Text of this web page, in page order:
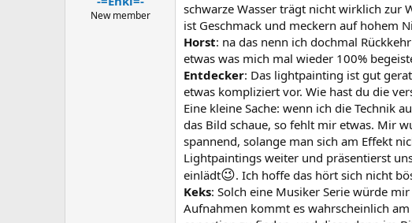
New member
schwarze Wasser trägt nicht wirklich zur
ist Geschmack und meckern auf hohem
Horst: na das nenn ich dochmal
etwas was mich mal wieder 100%
Entdecker: Das lightpainting ist gut
etwas kompliziert vor. Wie hast du die
Eine kleine Sache: wenn ich die Technik
das Bild schaue, so fehlt mir etwas. Mir
spannend, solange man sich am Effekt
Lightpaintings weiter und präsentierst
einlädt😉. Ich hoffe das hört sich nicht
Keks: Solch eine Musiker Serie würde
Aufnahmen kommt es wahrscheinlich